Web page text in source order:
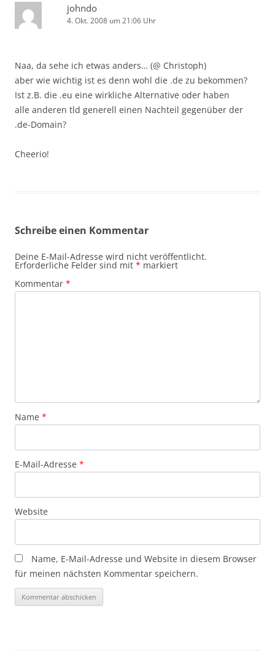
johndo
4. Okt. 2008 um 21:06 Uhr
Naa, da sehe ich etwas anders… (@ Christoph)
aber wie wichtig ist es denn wohl die .de zu bekommen?
Ist z.B. die .eu eine wirkliche Alternative oder haben
alle anderen tld generell einen Nachteil gegenüber der
.de-Domain?
Cheerio!
Schreibe einen Kommentar
Deine E-Mail-Adresse wird nicht veröffentlicht.
Erforderliche Felder sind mit * markiert
Kommentar *
Name *
E-Mail-Adresse *
Website
Name, E-Mail-Adresse und Website in diesem Browser
für meinen nächsten Kommentar speichern.